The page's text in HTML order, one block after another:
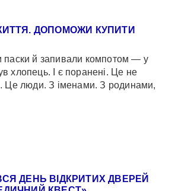
ДОПОМОЖИ КУПИТИ
паски й запивали компотом — у
хлопець. І є поранені. Це не
Це люди. З іменами. З родинами,
ДЕНЬ ВІДКРИТИХ ДВЕРЕЙ